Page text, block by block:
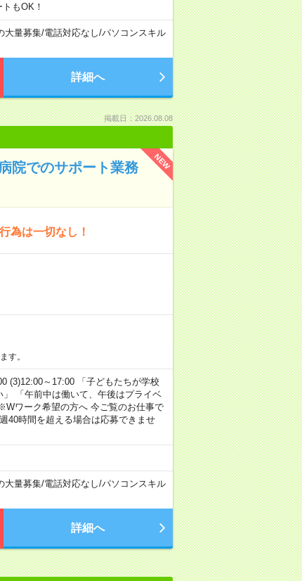
もOK！
大量募集/電話対応なし/パソコンスキル
詳細へ
掲載日：2026.08.08
NEW
院でのサポート業務
為は一切なし！
す。
(3)12:00～17:00 「子どもたちが学校
「午前中は働いて、午後はプライベ
ワーク希望の方へ 今ご覧のお仕事で
40時間を超える場合は応募できませ
大量募集/電話対応なし/パソコンスキル
詳細へ